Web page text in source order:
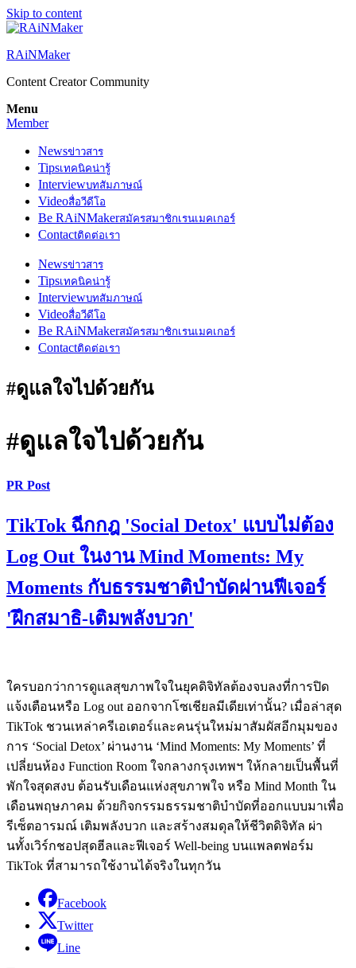
Skip to content
RAiNMaker
Content Creator Community
Menu
Member
Newsข่าวสาร
Tipsเทคนิคน่ารู้
Interviewบทสัมภาษณ์
Videoสื่อวีดีโอ
Be RAiNMakerสมัครสมาชิกเรนเมคเกอร์
Contactติดต่อเรา
Newsข่าวสาร
Tipsเทคนิคน่ารู้
Interviewบทสัมภาษณ์
Videoสื่อวีดีโอ
Be RAiNMakerสมัครสมาชิกเรนเมคเกอร์
Contactติดต่อเรา
#ดูแลใจไปด้วยกัน
#ดูแลใจไปด้วยกัน
PR Post
TikTok ฉีกกฎ 'Social Detox' แบบไม่ต้อง
Log Out ในงาน Mind Moments: My
Moments กับธรรมชาติบำบัดผ่านฟีเจอร์
'ฝึกสมาธิ-เติมพลังบวก'
ใครบอกว่าการดูแลสุขภาพใจในยุคดิจิทัลต้องจบลงที่การปิด
แจ้งเตือนหรือ Log out ออกจากโซเชียลมีเดียเท่านั้น? เมื่อล่าสุด
TikTok ชวนเหล่าครีเอเตอร์และคนรุ่นใหม่มาสัมผัสอีกมุมของ
การ ‘Social Detox’ ผ่านงาน ‘Mind Moments: My Moments’ ที่
เปลี่ยนห้อง Function Room ใจกลางกรุงเทพฯ ให้กลายเป็นพื้นที่
พักใจสุดสงบ ต้อนรับเดือนแห่งสุขภาพใจ หรือ Mind Month ใน
เดือนพฤษภาคม ด้วยกิจกรรมธรรมชาติบำบัดที่ออกแบบมาเพื่อ
รีเซ็ตอารมณ์ เติมพลังบวก และสร้างสมดุลให้ชีวิตดิจิทัล ผ่า
นทั้งเวิร์กชอปสุดฮีลและฟีเจอร์ Well-being บนแพลตฟอร์ม
TikTok ที่สามารถใช้งานได้จริงในทุกวัน
Facebook
Twitter
Line